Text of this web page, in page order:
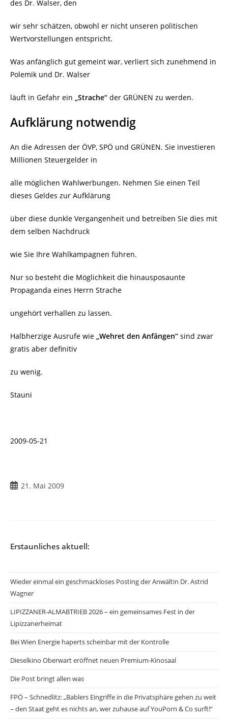
des Dr. Walser, den
wir sehr schätzen, obwohl er nicht unseren politischen
Wertvorstellungen entspricht.
Was anfänglich gut gemeint war, verliert sich zunehmend in
Polemik und Dr. Walser
läuft in Gefahr ein „Strache“ der GRÜNEN zu werden.
Aufklärung notwendig
An die Adressen der ÖVP, SPÖ und GRÜNEN. Sie investieren
Millionen Steuergelder in
alle möglichen Wahlwerbungen. Nehmen Sie einen Teil
dieses Geldes zur Aufklärung
über diese dunkle Vergangenheit und betreiben Sie dies mit
dem selben Nachdruck
wie Sie Ihre Wahlkampagnen führen.
Nur so besteht die Möglichkeit die hinausposaunte
Propaganda eines Herrn Strache
ungehört verhallen zu lassen.
Halbherzige Ausrufe wie „Wehret den Anfängen“ sind zwar
gratis aber definitiv
zu wenig.
Stauni
2009-05-21
Beitrag
21. Mai 2009
Erstaunliches aktuell:
Wieder einmal ein geschmackloses Posting der Anwältin Dr. Astrid
Wagner
LIPIZZANER-ALMABTRIEB 2026 – ein gemeinsames Fest in der
Lipizzanerheimat
Bei Wien Energie haperts scheinbar mit der Kontrolle
Dieselkino Oberwart eröffnet neuen Premium-Kinosaal
Die Post bringt allen was
FPÖ – Schnedlitz: „Bablers Eingriffe in die Privatsphäre gehen zu weit
– den Staat geht es nichts an, wer zuhause auf YouPorn & Co surft!“